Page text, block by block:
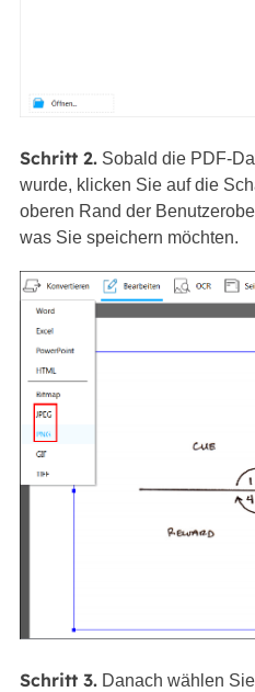
Schritt 2.Sobald die PDF-
wurde, klicken Sie auf die
oberen Rand der
was Sie speichern möchten.
Schritt 3.Danach wählen